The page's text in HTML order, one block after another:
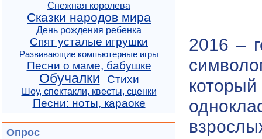
2016 –
Снежная королева
Сказки народов мира
День рождения ребенка
Спят усталые игрушки
Развивающие компьютерные игры
Песни о маме, бабушке
Обучалки Стихи
Шоу, спектакли, квесты, сценки
Песни: ноты, караоке
Опрос